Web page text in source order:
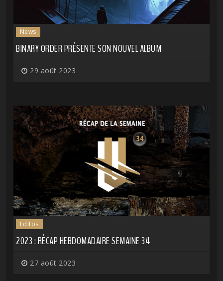
News
BINARY ORDER PRÉSENTE SON NOUVEL ALBUM
29 août 2023
Editos
2023 : RÉCAP HEBDOMADAIRE SEMAINE 34
27 août 2023